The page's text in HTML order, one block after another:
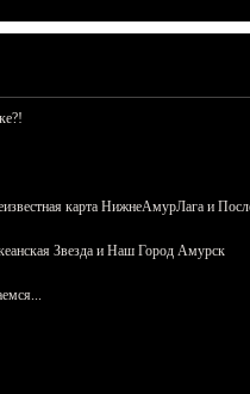
карта НижнеАмурЛага и
Звезда и Наш Город Амурск